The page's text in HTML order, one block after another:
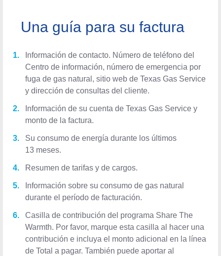
Una guía para su factura
Información de contacto. Número de teléfono del
Centro de información, número de emergencia por
fuga de gas natural, sitio web de Texas Gas Service
y dirección de consultas del cliente.
Información de su cuenta de Texas Gas Service y
monto de la factura.
Su consumo de energía durante los últimos
13 meses.
Resumen de tarifas y de cargos.
Información sobre su consumo de gas natural
durante el período de facturación.
Casilla de contribución del programa Share The
Warmth. Por favor, marque esta casilla al hacer una
contribución e incluya el monto adicional en la línea
de Total a pagar. También puede aportar al